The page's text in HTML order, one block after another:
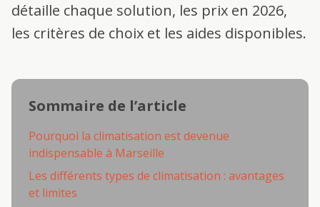
détaille chaque solution, les prix en 2026,
les critères de choix et les aides disponibles.
Sommaire de l’article
Pourquoi la climatisation est devenue
indispensable à Marseille
Les différents types de climatisation : avantages
et limites